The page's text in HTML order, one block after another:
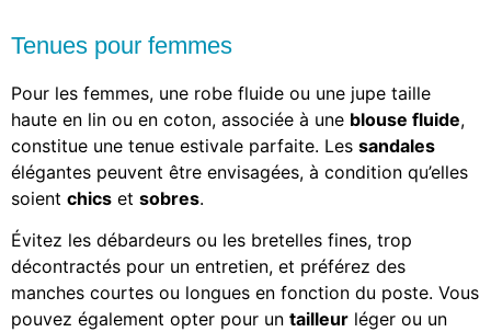
Tenues pour femmes
Pour les femmes, une robe fluide ou une jupe taille
haute en lin ou en coton, associée à une blouse fluide,
constitue une tenue estivale parfaite. Les sandales
élégantes peuvent être envisagées, à condition qu’elles
soient chics et sobres.
Évitez les débardeurs ou les bretelles fines, trop
décontractés pour un entretien, et préférez des
manches courtes ou longues en fonction du poste. Vous
pouvez également opter pour un tailleur léger ou un